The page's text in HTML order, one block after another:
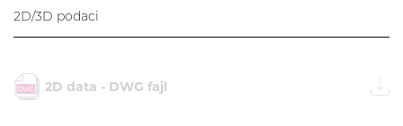
2D/3D podaci
2D data - DWG fajl